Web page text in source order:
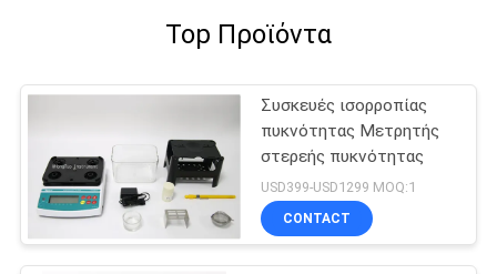
Top Προϊόντα
Συσκευές ισορροπίας
πυκνότητας Μετρητής
στερεής πυκνότητας
USD399-USD1299 MOQ:1
CONTACT